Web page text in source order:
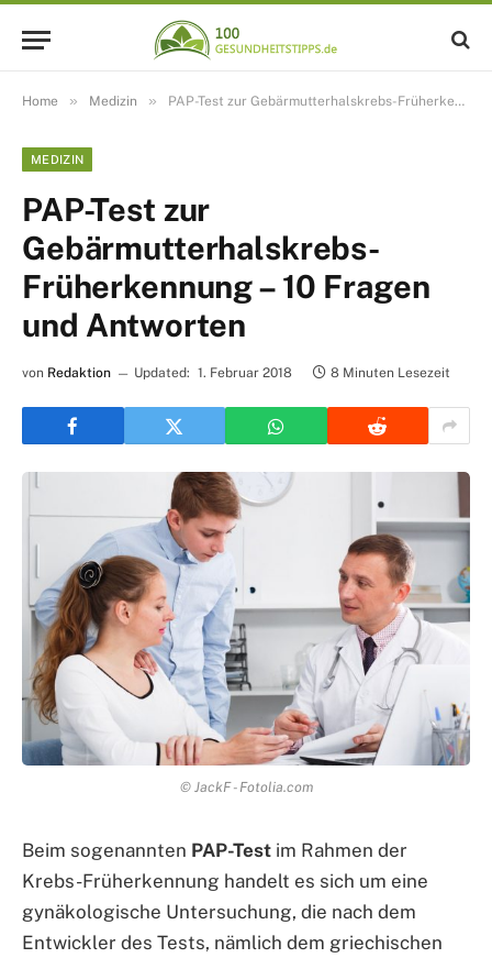
Home » Medizin » PAP-Test zur Gebärmutterhalskrebs-Früherkennung – 10 Fragen und Antworten
MEDIZIN
PAP-Test zur
Gebärmutterhalskrebs-
Früherkennung – 10 Fragen
und Antworten
von Redaktion Updated: 1. Februar 2018 8 Minuten Lesezeit
© JackF - Fotolia.com
Beim sogenannten PAP-Test im Rahmen der
Krebs-Früherkennung handelt es sich um eine
gynäkologische Untersuchung, die nach dem
Entwickler des Tests, nämlich dem griechischen